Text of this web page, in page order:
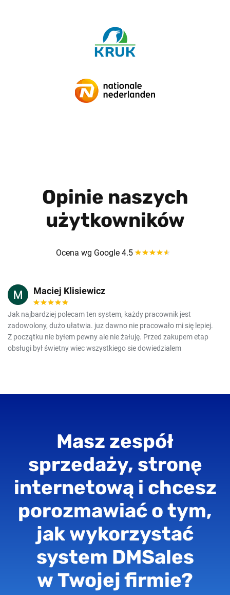
Opinie naszych
użytkowników
Ocena wg Google 4.5
Maciej Klisiewicz
Jak najbardziej polecam ten system, każdy pracownik jest
zadowolony, dużo ułatwia. juz dawno nie pracowało mi się lepiej.
Z początku nie byłem pewny ale nie żałuję. Przed zakupem etap
obsługi był świetny wiec wszystkiego sie dowiedzialem
Masz zespół
sprzedaży, stronę
internetową i chcesz
porozmawiać o tym,
jak wykorzystać
system DMSales
w Twojej firmie?